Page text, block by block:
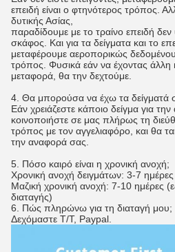
επειδή είναι ο φτηνότερος τρόπος.
δυτικής Ασίας,
παραδίδουμε με το τραίνο επειδή
σκάφος. Και για τα δείγματα και το
μεταφέρουμε αεροπορικώς δεδομένου
τρόπος. Φυσικά εάν να έχοντας άλλη
μεταφορά, θα την δεχτούμε.
4. Θα μπορούσα να έχω τα δείγματά
Εάν χρειάζεστε κάποιο δείγμα για
κοινοποιήστε σε μας πλήρως τη
τρόπος με τον αγγελιαφόρο, και θα
την αναφορά σας.
5. Πόσο καιρό είναι η χρονική ανοχή;
Χρονική ανοχή δειγμάτων: 3-7 ημέρες
Μαζική χρονική ανοχή: 7-10 ημέρες
διαταγής)
6. Πώς πληρώνω για τη διαταγή μου;
Δεχόμαστε T/T, Paypal.